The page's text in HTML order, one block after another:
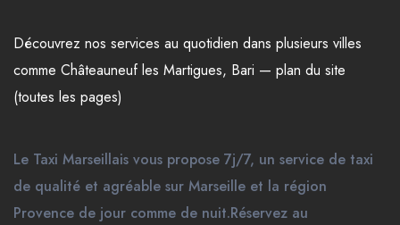
Découvrez nos services au quotidien dans plusieurs villes
comme Châteauneuf les Martigues, Bari — plan du site
(toutes les pages)
Le Taxi Marseillais vous propose 7j/7, un service de taxi
de qualité et agréable sur Marseille et la région
Provence de jour comme de nuit.Réservez au